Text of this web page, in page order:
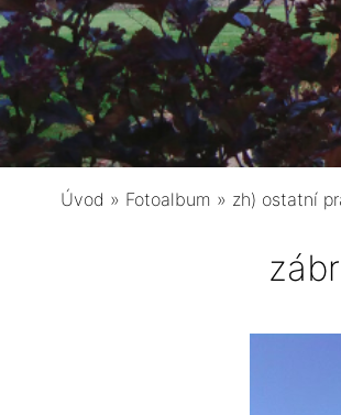
Úvod » Fotoalbum » zh) ostatní